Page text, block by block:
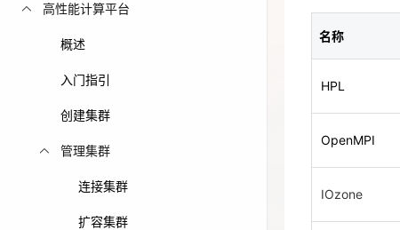
免费试用中心
多款云产品免
高性能计算平台
概述
入门指引
创建集群
管理集群
连接集群
扩容集群
名称
HPL
OpenMPI
IOzone